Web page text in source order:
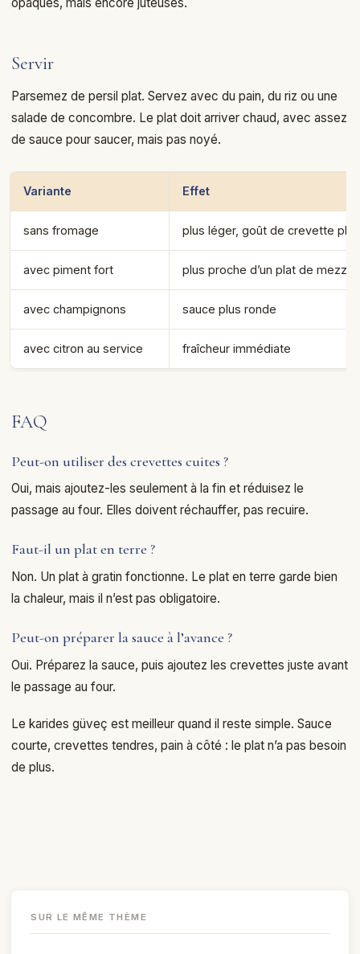
opaques, mais encore juteuses.
Servir
Parsemez de persil plat. Servez avec du pain, du riz ou une
salade de concombre. Le plat doit arriver chaud, avec assez
de sauce pour saucer, mais pas noyé.
Variante Effet
sans fromage plus léger, goût de crevette
avec piment fort plus proche d’un plat de mezze
avec champignons sauce plus ronde
avec citron au service fraîcheur immédiate
FAQ
Peut-on utiliser des crevettes cuites ?
Oui, mais ajoutez-les seulement à la fin et réduisez le
passage au four. Elles doivent réchauffer, pas recuire.
Faut-il un plat en terre ?
Non. Un plat à gratin fonctionne. Le plat en terre garde bien
la chaleur, mais il n’est pas obligatoire.
Peut-on préparer la sauce à l’avance ?
Oui. Préparez la sauce, puis ajoutez les crevettes juste avant
le passage au four.
Le karides güveç est meilleur quand il reste simple. Sauce
courte, crevettes tendres, pain à côté : le plat n’a pas besoin
de plus.
SUR LE MÊME THÈME